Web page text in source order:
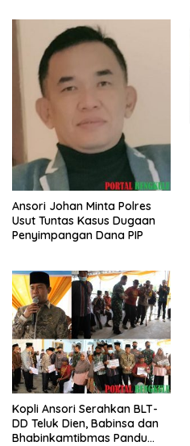
Ansori Johan Minta Polres
Usut Tuntas Kasus Dugaan
Penyimpangan Dana PIP
Kopli Ansori Serahkan BLT-
DD Teluk Dien, Babinsa dan
Bhabinkamtibmas Pandu